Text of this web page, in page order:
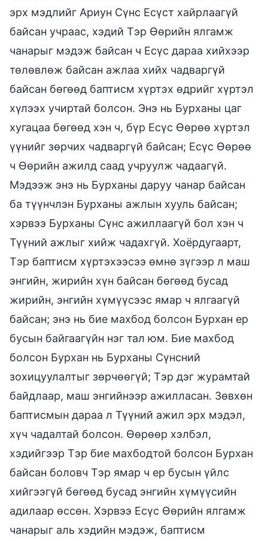
эрх мэдлийг Ариун Сүнс Есүст хайрлаагүй
байсан учраас, хэдий Тэр Өөрийн ялгамж
чанарыг мэдэж байсан ч Есүс дараа хийхээр
төлөвлөж байсан ажлаа хийх чадваргүй
байсан бөгөөд баптисм хүртэх өдрийг хүртэл
хүлээх учиртай болсон. Энэ нь Бурханы цаг
хугацаа бөгөөд хэн ч, бүр Есүс Өөрөө хүртэл
үүнийг зөрчих чадваргүй байсан; Есүс Өөрөө
ч Өөрийн ажилд саад учруулж чадаагүй.
Мэдээж энэ нь Бурханы даруу чанар байсан
ба түүнчлэн Бурханы ажлын хууль байсан;
хэрвээ Бурханы Сүнс ажиллаагүй бол хэн ч
Түүний ажлыг хийж чадахгүй. Хоёрдугаарт,
Тэр баптисм хүртэхээсээ өмнө зүгээр л маш
энгийн, жирийн хүн байсан бөгөөд бусад
жирийн, энгийн хүмүүсээс ямар ч ялгаагүй
байсан; энэ нь бие махбод болсон Бурхан ер
бусын байгаагүйн нэг тал юм. Бие махбод
болсон Бурхан нь Бурханы Сүнсний
зохицуулалтыг зөрчөөгүй; Тэр дэг журамтай
байдлаар, маш энгийнээр ажилласан. Зөвхөн
баптисмын дараа л Түүний ажил эрх мэдэл,
хүч чадалтай болсон. Өөрөөр хэлбэл,
хэдийгээр Тэр бие махбодтой болсон Бурхан
байсан боловч Тэр ямар ч ер бусын үйлс
хийгээгүй бөгөөд бусад энгийн хүмүүсийн
адилаар өссөн. Хэрвээ Есүс Өөрийн ялгамж
чанарыг аль хэдийн мэдэж, баптисм